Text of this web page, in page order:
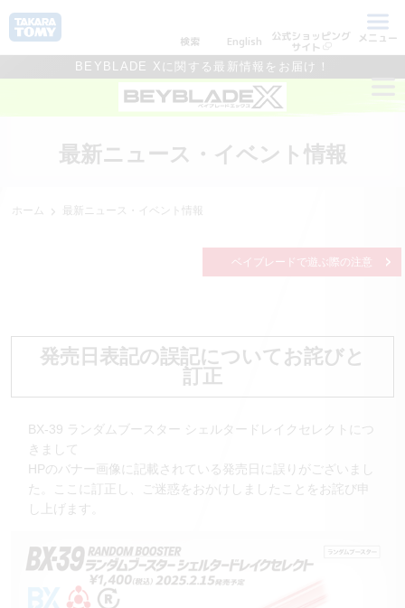
検索 English 公式ショッピング
サイト
メニュー
BEYBLADE Xに関する最新情報をお届け！
最新ニュース・イベント情報
ホーム 最新ニュース・イベント情報
ベイブレードで遊ぶ際の注意
発売日表記の誤記についてお詫びと
訂正
BX-39 ランダムブースター シェルタードレイクセレクトにつ
きまして
HPのバナー画像に記載されている発売日に誤りがございまし
た。ここに訂正し、ご迷惑をおかけしましたことをお詫び申
し上げます。